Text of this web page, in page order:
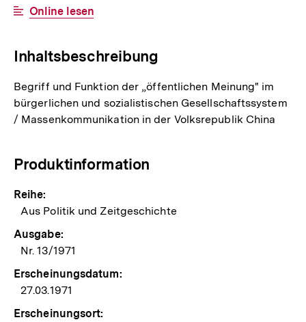
Interner
Online lesen
Inhaltsbeschreibung
Begriff und Funktion der „öffentlichen Meinung" im
bürgerlichen und sozialistischen Gesellschaftssystem
/ Massenkommunikation in der Volksrepublik China
Produktinformation
Reihe:
Aus Politik und Zeitgeschichte
Ausgabe:
Nr. 13/1971
Erscheinungsdatum:
27.03.1971
Erscheinungsort: